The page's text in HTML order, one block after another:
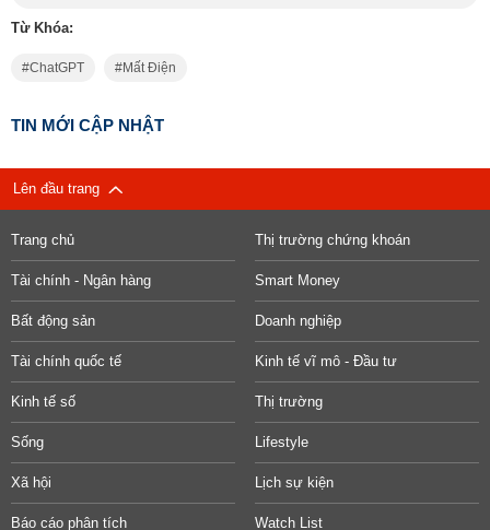
Từ Khóa:
ChatGPT Mất Điện
TIN MỚI CẬP NHẬT
Lên đầu trang
Trang chủ Thị trường chứng khoán
Tài chính - Ngân hàng Smart Money
Bất động sản Doanh nghiệp
Tài chính quốc tế Kinh tế vĩ mô - Đầu tư
Kinh tế số Thị trường
Sống Lifestyle
Xã hội Lịch sự kiện
Báo cáo phân tích Watch List